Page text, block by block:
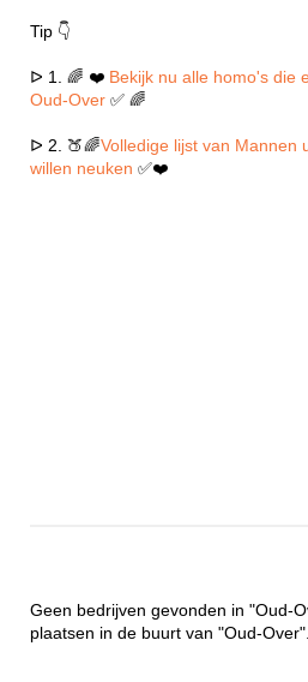
Tip 👇
ᐅ 1. 🌈 ❤️ Bekijk nu alle homo's die
Oud-Over ✅ 🌈
ᐅ 2. 🍑🌈Volledige lijst van Mannen
willen neuken ✅❤️
Geen bedrijven gevonden in "Oud-
plaatsen in de buurt van "Oud-Over".